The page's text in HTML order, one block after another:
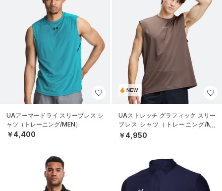
UAアーマードライ スリーブレス シ
ャツ（トレーニング/MEN）
￥4,400
NEW
UAストレッチ グラフィック スリー
ブレス シャツ（トレーニング/ME
N）
￥4,950